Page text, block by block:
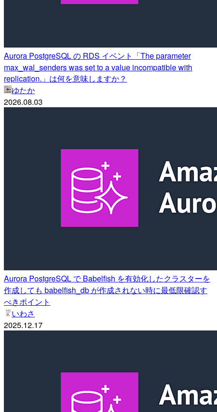
Aurora PostgreSQL の RDS イベント「The parameter
max_wal_senders was set to a value incompatible with
replication.」は何を意味しますか？
ゆたか
2026.08.03
Aurora PostgreSQL で Babelfish を有効化したクラスターを
作成しても babelfish_db が作成されない時に最低限確認す
べきポイント
いわさ
2025.12.17